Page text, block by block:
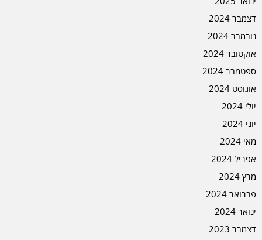
דצמבר 2024
נובמבר 2024
אוקטובר 2024
ספטמבר 2024
אוגוסט 2024
יולי 2024
יוני 2024
מאי 2024
אפריל 2024
מרץ 2024
פברואר 2024
ינואר 2024
דצמבר 2023